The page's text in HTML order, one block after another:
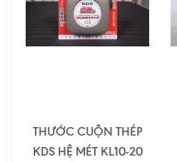
THƯỚC CUỘN THÉP
KDS HỆ MÉT KL10-20